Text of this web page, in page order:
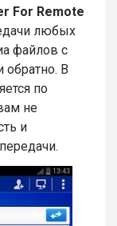
For Remote
любых
файлов с
обратно. В
по
не
и